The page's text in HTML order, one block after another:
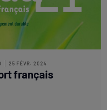
français
25 FÉVR. 2024